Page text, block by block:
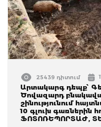
25439 դիտում
Արտակարգ դեպք՝
Ծովազարդ
շինությունում
10 գլուխ գառներին
ՖՈՏՈՌԵՊՈՐՏԱԺ,